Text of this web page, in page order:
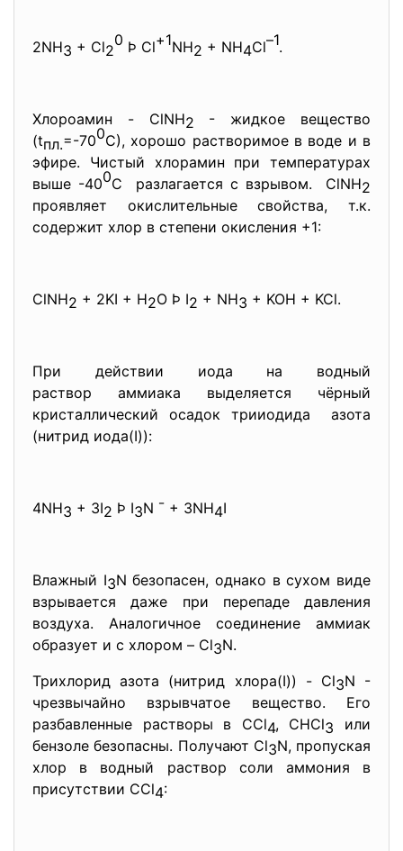
2NH3 + Cl2
0 Þ Cl+1NH2 + NH4Cl–1.
Хлороамин - ClNH2 - жидкое вещество
(tпл.=-700С), хорошо растворимое в воде и в
эфире. Чистый хлорамин при температурах
выше -400С разлагается с взрывом. ClNH2
проявляет окислительные свойства, т.к.
содержит хлор в степени окисления +1:
ClNH2 + 2KI + H2O Þ I2 + NH3 + KOH + KCl.
При действии иода на водный
раствор аммиака выделяется чёрный
кристаллический осадок трииодида азота
(нитрид иода(I)):
4NH3 + 3I2 Þ I3N ¯ + 3NH4I
Влажный I3N безопасен, однако в сухом виде
взрывается даже при перепаде давления
воздуха. Аналогичное соединение аммиак
образует и с хлором – Cl3N.
Трихлорид азота (нитрид хлора(I)) - Cl3N -
чрезвычайно взрывчатое вещество. Его
разбавленные растворы в CCl4, CHCl3 или
бензоле безопасны. Получают Cl3N, пропуская
хлор в водный раствор соли аммония в
присутствии CCl4: